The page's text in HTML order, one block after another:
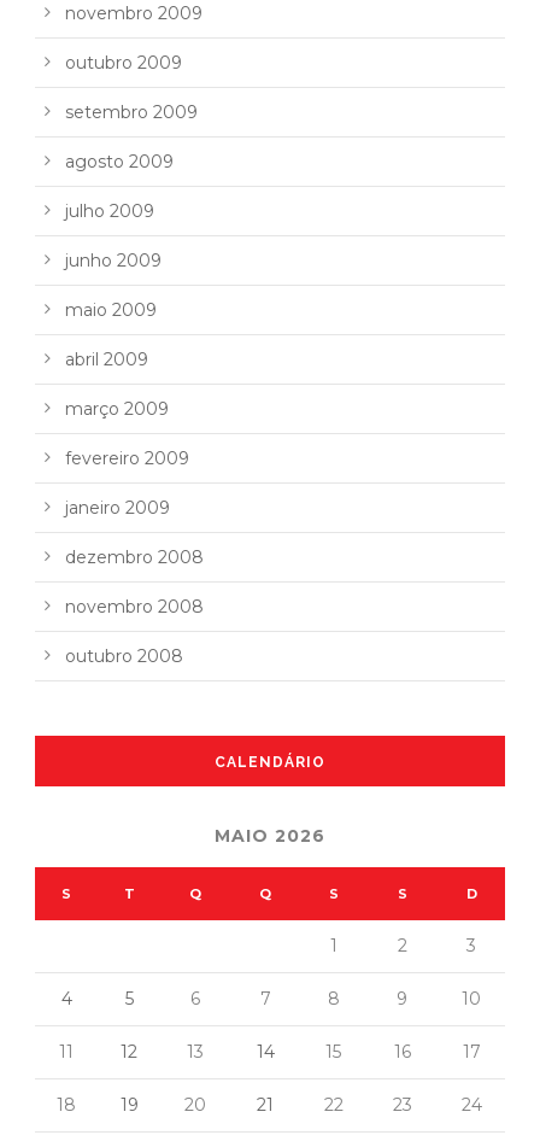
novembro 2009
outubro 2009
setembro 2009
agosto 2009
julho 2009
junho 2009
maio 2009
abril 2009
março 2009
fevereiro 2009
janeiro 2009
dezembro 2008
novembro 2008
outubro 2008
CALENDÁRIO
MAIO 2026
S T Q Q S S D
1 2 3
4 5 6 7 8 9 10
11 12 13 14 15 16 17
18 19 20 21 22 23 24